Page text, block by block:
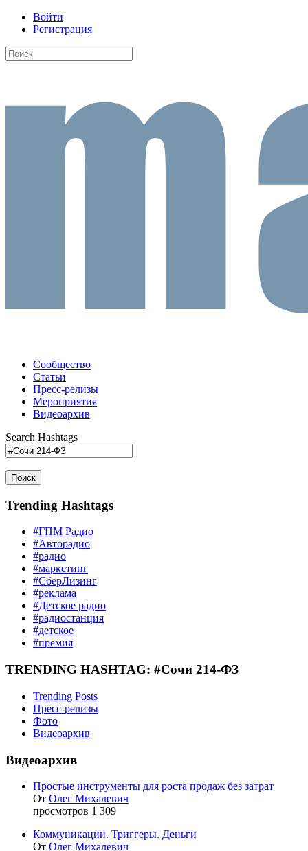
Войти
Регистрация
Сообщество
Статьи
Пресс-релизы
Мероприятия
Видеоархив
Search Hashtags
Поиск
Trending Hashtags
#ГПМ Радио
#Авторадио
#радио
#маркетинг
#СберЛизинг
#реклама
#Детское радио
#радиостанция
#детское
#премия
TRENDING HASHTAG: #Сочи 214-ФЗ
Trending Posts
Пресс-релизы
Фото
Видеоархив
Видеоархив
Простые инструменты для роста продаж без затрат
От Олег Михалевич
просмотров 1 309
Коммуникации. Триггеры. Деньги
От Олег Михалевич